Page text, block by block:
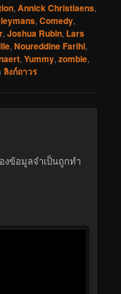
,Annick Christiaens,
,Comedy,
,Joshua Rubin, Lars
,Noureddine Farihi,
,Yummy,zombie,
ลิงก์ถาวร
งข้อมูลจำเป็นถูกทำ